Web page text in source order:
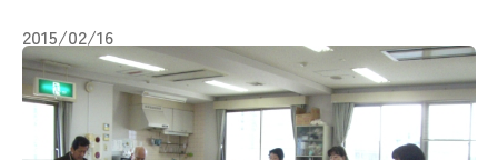
2015/02/16